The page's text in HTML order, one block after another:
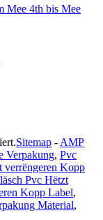
Sitemap - AMP
Verpakung, Pvc
verrëngeren Kopp
Pvc Hëtzt
Kopp Label,
Material,